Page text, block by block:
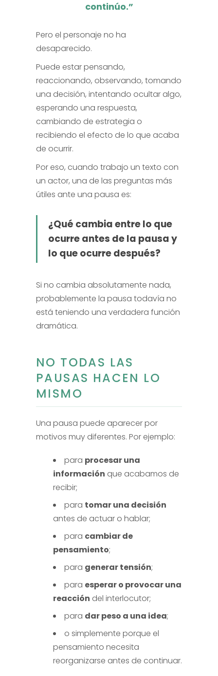
continúo.”
Pero el personaje no ha
desaparecido.
Puede estar pensando,
reaccionando, observando, tomando
una decisión, intentando ocultar algo,
esperando una respuesta,
cambiando de estrategia o
recibiendo el efecto de lo que acaba
de ocurrir.
Por eso, cuando trabajo un texto con
un actor, una de las preguntas más
útiles ante una pausa es:
¿Qué cambia entre lo que
ocurre antes de la pausa y
lo que ocurre después?
Si no cambia absolutamente nada,
probablemente la pausa todavía no
está teniendo una verdadera función
dramática.
NO TODAS LAS
PAUSAS HACEN LO
MISMO
Una pausa puede aparecer por
motivos muy diferentes. Por ejemplo:
para procesar una
información que acabamos de
recibir;
para tomar una decisión
antes de actuar o hablar;
para cambiar de
pensamiento;
para generar tensión;
para esperar o provocar una
reacción del interlocutor;
para dar peso a una idea;
o simplemente porque el
pensamiento necesita
reorganizarse antes de continuar.